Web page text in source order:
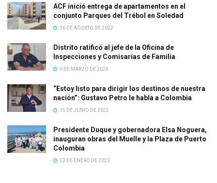
ACF inició entrega de apartamentos en el
conjunto Parques del Trébol en Soledad
16 DE AGOSTO DE 2022
Distrito ratificó al jefe de la Oficina de
Inspecciones y Comisarías de Familia
6 DE MARZO DE 2024
“Estoy listo para dirigir los destinos de nuestra
nación”: Gustavo Petro le habla a Colombia
15 DE JUNIO DE 2022
Presidente Duque y gobernadora Elsa Noguera,
inauguran obras del Muelle y la Plaza de Puerto
Colombia
22 DE ENERO DE 2022